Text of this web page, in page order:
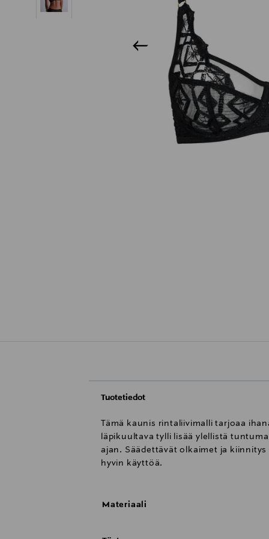
Tuotetiedot
Tämä kaunis rintaliivimalli tarjoaa
läpikuultava tylli lisää ylellistä
ajan. Säädettävät olkaimet ja
hyvin käyttöä.
Materiaali